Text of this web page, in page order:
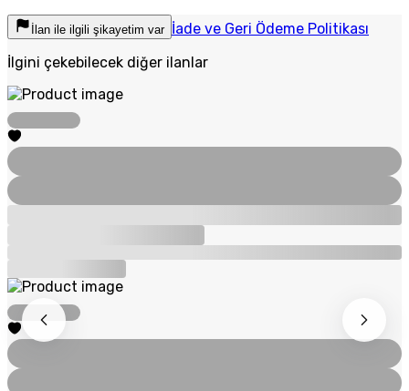
İlan ile ilgili şikayetim var İade ve Geri Ödeme Politikası
İlgini çekebilecek diğer ilanlar